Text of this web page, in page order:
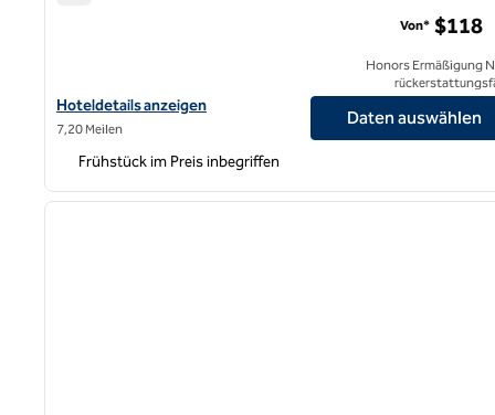
Hoteldetails für Hampton Inn by Hilton Long Island City New York
Hoteldetails anzeigen
7,20 Meilen
Von* $118
Honors Ermäßigung
Daten auswählen
Frühstück im Preis inbegriffen
1 von 12